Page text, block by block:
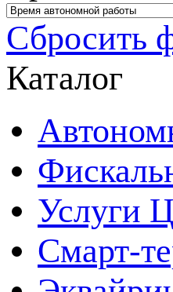
Сбросить
Каталог
Услуги
Смарт-